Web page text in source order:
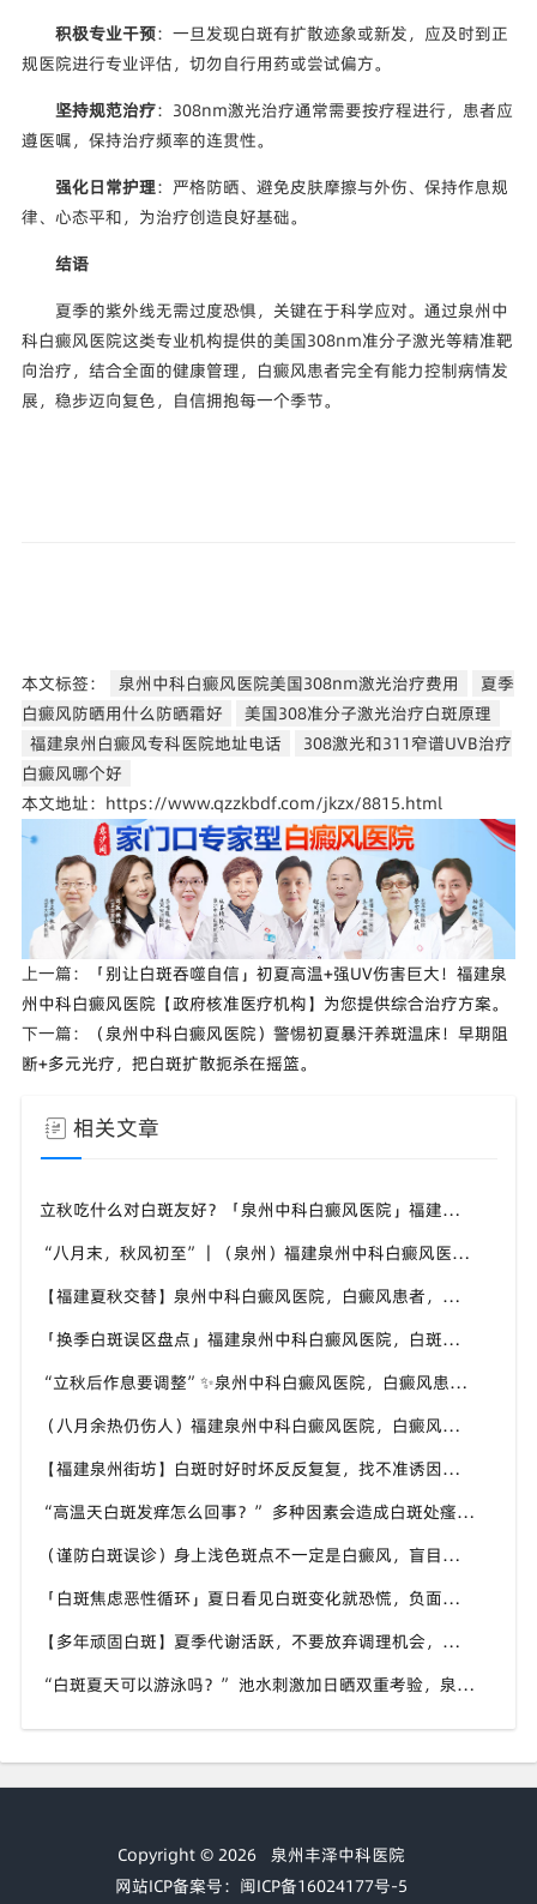
积极专业干预：一旦发现白斑有扩散迹象或新发，应及时到正
规医院进行专业评估，切勿自行用药或尝试偏方。
坚持规范治疗：308nm激光治疗通常需要按疗程进行，患者应
遵医嘱，保持治疗频率的连贯性。
强化日常护理：严格防晒、避免皮肤摩擦与外伤、保持作息规
律、心态平和，为治疗创造良好基础。
结语
夏季的紫外线无需过度恐惧，关键在于科学应对。通过泉州中
科白癜风医院这类专业机构提供的美国308nm准分子激光等精准靶
向治疗，结合全面的健康管理，白癜风患者完全有能力控制病情发
展，稳步迈向复色，自信拥抱每一个季节。
本文标签： 泉州中科白癜风医院美国308nm激光治疗费用
夏季
白癜风防晒用什么防晒霜好
美国308准分子激光治疗白斑原理
福建泉州白癜风专科医院地址电话
308激光和311窄谱UVB治疗
白癜风哪个好
本文地址：https://www.qzzkbdf.com/jkzx/8815.html
上一篇：
「别让白斑吞噬自信」初夏高温+强UV伤害巨大！福建泉
州中科白癜风医院【政府核准医疗机构】为您提供综合治疗方案。
下一篇：
（泉州中科白癜风医院）警惕初夏暴汗养斑温床！早期阻
断+多元光疗，把白斑扩散扼杀在摇篮。
相关文章
立秋吃什么对白斑友好？「泉州中科白癜风医院」福建白癜风患者饮食不要盲目忌口
“八月末，秋风初至”｜（泉州）福建泉州中科白癜风医院，聊聊白癜风换季防护关键点
【福建夏秋交替】泉州中科白癜风医院，白癜风患者，入秋之后洗澡习惯也要多注意
「换季白斑误区盘点」福建泉州中科白癜风医院，白斑消长多变，科学对待才是正道
“立秋后作息要调整”✨泉州中科白癜风医院，白癜风患者，不良作息会影响皮肤状态
（八月余热仍伤人）福建泉州中科白癜风医院，白癜风外出，依旧要做好硬防晒措施
【福建泉州街坊】白斑时好时坏反反复复，找不准诱因，泉州中科白癜风医院帮梳理夏季白斑波动各类诱因
“高温天白斑发痒怎么回事？” 多种因素会造成白斑处瘙痒，泉州中科白癜风医院讲解白斑发痒的处理方式
（谨防白斑误诊）身上浅色斑点不一定是白癜风，盲目用药危害皮肤，泉州中科白癜风医院建议先明确白斑类型
「白斑焦虑恶性循环」夏日看见白斑变化就恐慌，负面情绪反加重病情，泉州中科白癜风医院呼吁放平心态应对
【多年顽固白斑】夏季代谢活跃，不要放弃调理机会，泉州中科白癜风医院建议结合自身情况定制改善思路
“白斑夏天可以游泳吗？” 池水刺激加日晒双重考验，泉州中科白癜风医院告知白癜风人群游泳防护要点
Copyright © 2026 泉州丰泽中科医院
网站ICP备案号：闽ICP备16024177号-5